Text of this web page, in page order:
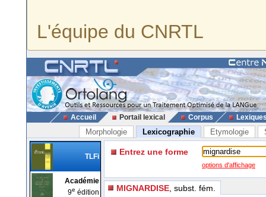
L'équipe du CNRTL
Accueil Portail lexical Corpus
Morphologie Lexicographie Etymologie
TLFi
Académie
9e édition
Entrez une forme
options d'affichage
MIGNARDISE , subst. fém.